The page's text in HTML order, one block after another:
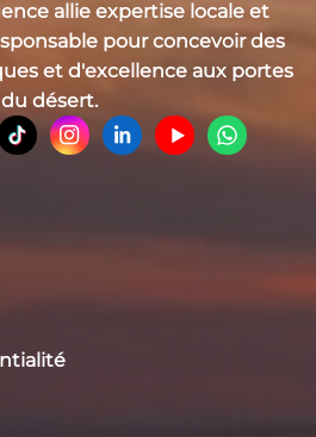
allie expertise locale et
pour concevoir des
et d'excellence aux portes
du désert.